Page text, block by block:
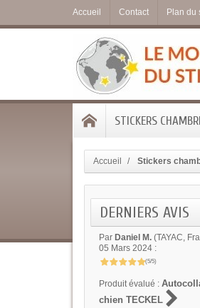
Accueil Contact Plan du
STICKERS
Accueil Stickers
DERNIERS AVIS
Par Daniel M. (TAYAC,
05 Mars 2024 :
(5/5)
Produit évalué :
chien TECKEL